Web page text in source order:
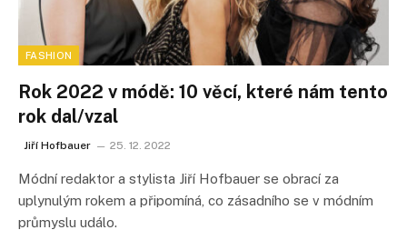
FASHION
Rok 2022 v módě: 10 věcí, které nám tento
rok dal/vzal
Jiří Hofbauer 25. 12. 2022
Módní redaktor a stylista Jiří Hofbauer se obrací za
uplynulým rokem a připomíná, co zásadního se v módním
průmyslu událo.